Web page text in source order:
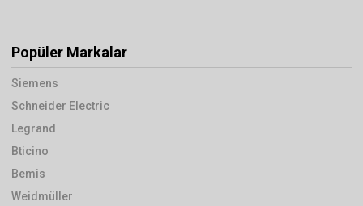
Popüler Markalar
Siemens
Schneider Electric
Legrand
Bticino
Bemis
Weidmüller